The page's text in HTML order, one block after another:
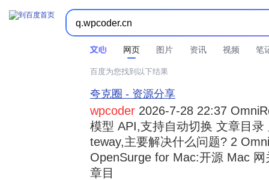
网页 图片 资讯 视频 笔
时间不限  所有网页和文件  站点内检索 
百度为您找到以下结果
夸克圈 - 资源分享
wpcoder 2026-7-28 22:37
模型 API,支持自动切换 文章目
teway,主要解决什么问题? 2
OpenSurge for Mac:开源 Mac
章目